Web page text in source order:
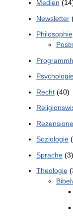
Medien
Newsletter
Philosophie
Recht(40)
Soziologie
Sprache(3)
Theologie